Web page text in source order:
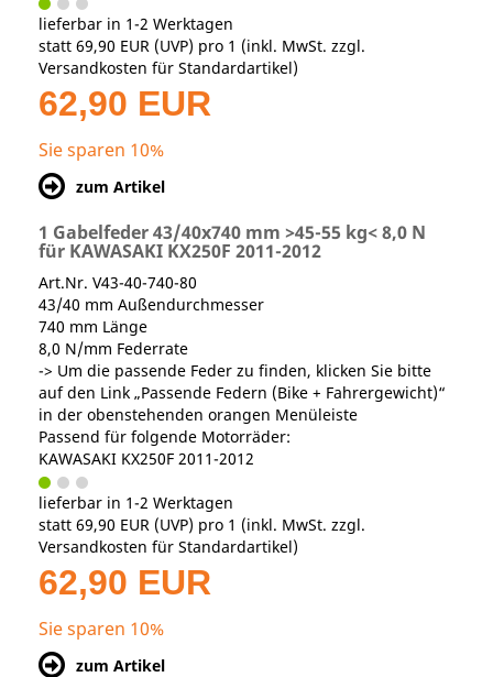
lieferbar in 1-2 Werktagen
statt 69,90 EUR (UVP) pro 1 (inkl. MwSt. zzgl.
Versandkosten für Standardartikel)
62,90 EUR
Sie sparen 10%
zum Artikel
1 Gabelfeder 43/40x740 mm >45-55 kg< 8,0 N
für KAWASAKI KX250F 2011-2012
Art.Nr. V43-40-740-80
43/40 mm Außendurchmesser
740 mm Länge
8,0 N/mm Federrate
-> Um die passende Feder zu finden, klicken Sie bitte
auf den Link „Passende Federn (Bike + Fahrergewicht)“
in der obenstehenden orangen Menüleiste
Passend für folgende Motorräder:
KAWASAKI KX250F 2011-2012
lieferbar in 1-2 Werktagen
statt 69,90 EUR (UVP) pro 1 (inkl. MwSt. zzgl.
Versandkosten für Standardartikel)
62,90 EUR
Sie sparen 10%
zum Artikel